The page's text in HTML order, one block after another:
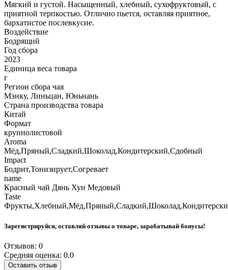
Мягкий и густой. Насыщенный, хлебный, сухофруктовый, с
приятной терпкостью. Отлично пьется, оставляя приятное,
бархатистое послевкусие.
Воздействие
Бодрящий
Год сбора
2023
Единица веса товара
г
Регион сбора чая
Мэнку, Линьцан, Юньнань
Страна производства товара
Китай
Формат
крупнолистовой
Aroma
Мёд,Пряный,Сладкий,Шоколад,Кондитерский,Сдобный
Impact
Бодрит,Тонизирует,Согревает
name
Красный чай Дянь Хун Медовый
Taste
Зарегистрируйся, оставляй отзывы о товаре, зарабатывай бонусы!
Отзывов: 0
Средняя оценка: 0.0
Оставить отзыв